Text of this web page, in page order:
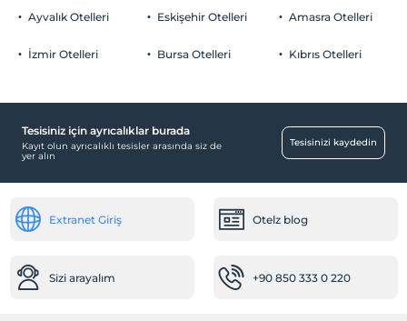
Ücretsiz Özel Otopark
Ortak Alanlar
Beach Bar
Resepsiyon Hizmetleri
1 yaşına kadar olan bebekler ücretsizdir.
Ayvalık Otelleri
İzmir Otelleri
Eskişehir Otelleri
Bursa Otelleri
Amasra Otelleri
Kıbrıs Otelleri
Tesisiniz için ayrıcalıklar burada
Kayıt olun ayrıcalıklı tesisler arasında siz de
yer alın
Tesisinizi kaydedin
Extranet Giriş Otelz blog
Sizi arayalım +90 850 333 0 220